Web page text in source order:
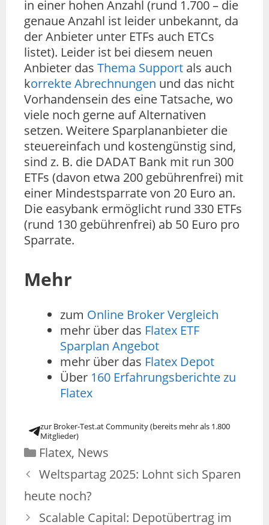
in einer hohen Anzahl (rund 1.700 – die
genaue Anzahl ist leider unbekannt, da
der Anbieter unter ETFs auch ETCs
listet). Leider ist bei diesem neuen
Anbieter das Thema Support als auch
korrekte Abrechnungen und das nicht
Vorhandensein des eine Tatsache, wo
viele noch gerne auf Alternativen
setzen. Weitere Sparplananbieter die
steuereinfach und kostengünstig sind,
sind z. B. die DADAT Bank mit run 300
ETFs (davon etwa 200 gebührenfrei) mit
einer Mindestsparrate von 20 Euro an.
Die easybank ermöglicht rund 330 ETFs
(rund 130 gebührenfrei) ab 50 Euro pro
Sparrate.
Mehr
zum Online Broker Vergleich
mehr über das Flatex ETF
Sparplan Angebot
mehr über das Flatex Depot
Über 160 Erfahrungsberichte zu
Flatex
zur Broker-Test.at Community (bereits mehr als 1.800
Mitglieder)
Flatex, News
Weltspartag 2025: Lohnt sich Sparen
heute noch?
Scalable Capital: Depotübertrag im